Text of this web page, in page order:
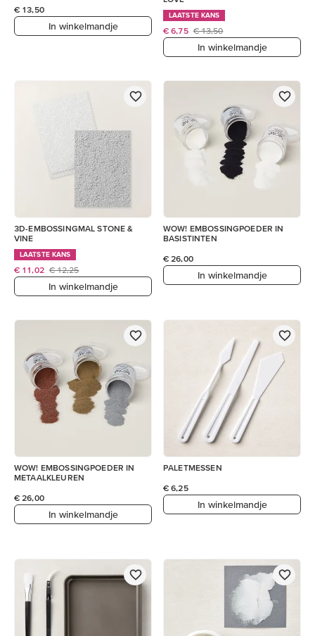
€ 13,50
In winkelmandje
LAATSTE KANS
€ 6,75 € 13,50
In winkelmandje
3D-EMBOSSINGMAL STONE &
VINE
LAATSTE KANS
€ 11,02 € 12,25
In winkelmandje
WOW! EMBOSSINGPOEDER IN
BASISTINTEN
€ 26,00
In winkelmandje
WOW! EMBOSSINGPOEDER IN
METAALKLEUREN
€ 26,00
In winkelmandje
PALETMESSEN
€ 6,25
In winkelmandje